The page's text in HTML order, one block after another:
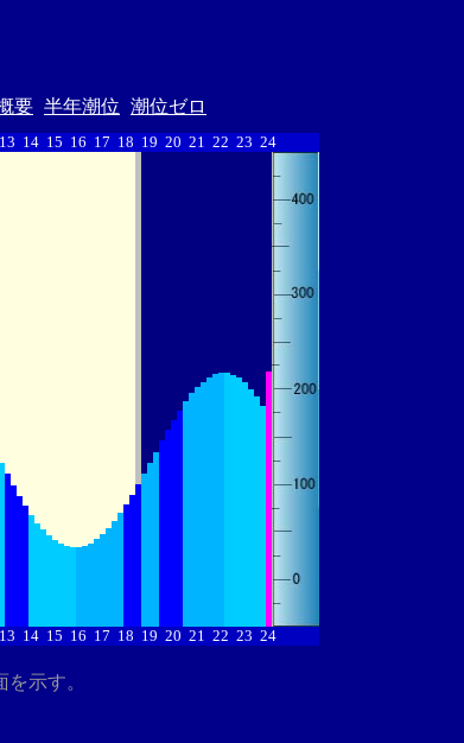
要 半年潮位 潮位ゼロ
13 14 15 16 17 18 19 20 21 22 23 24
13 14 15 16 17 18 19 20 21 22 23 24
示す。